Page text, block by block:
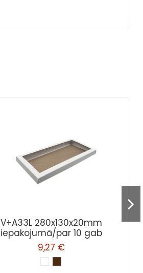
V+A33L 280x130x20mm
iepakojumā/par 10 gab
9,27 €